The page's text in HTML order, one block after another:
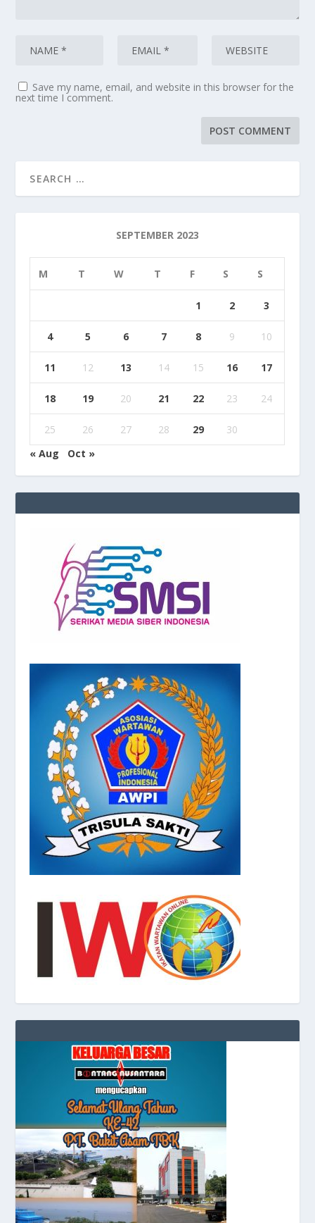
Save my name, email, and website in this browser for the
next time I comment.
SEPTEMBER 2023
M T W T F S S
1 2 3
4 5 6 7 8 9 10
11 12 13 14 15 16 17
18 19 20 21 22 23 24
25 26 27 28 29
30
« Aug
Oct »